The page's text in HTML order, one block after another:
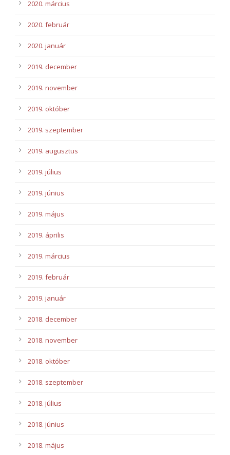
2020. március
2020. február
2020. január
2019. december
2019. november
2019. október
2019. szeptember
2019. augusztus
2019. július
2019. június
2019. május
2019. április
2019. március
2019. február
2019. január
2018. december
2018. november
2018. október
2018. szeptember
2018. július
2018. június
2018. május